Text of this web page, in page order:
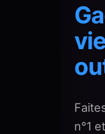
n°1